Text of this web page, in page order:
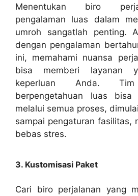
Menentukan biro
pengalaman luas dalam
umroh sangatlah penting.
dengan pengalaman
ini, memahami nuansa
bisa memberi layanan
keperluan Anda.
berpengetahuan luas bisa
melalui semua proses,
sampai pengaturan fasilitas,
bebas stres.
3. Kustomisasi Paket
Cari biro perjalanan yang